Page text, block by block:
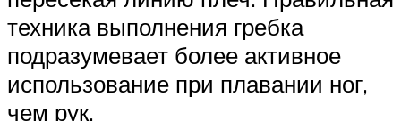
техника выполнения гребка
подразумевает более активное
использование при плавании ног,
чем рук.